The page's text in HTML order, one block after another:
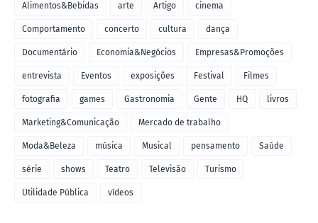
Alimentos&Bebidas arte Artigo cinema
Comportamento concerto cultura dança
Documentário Economia&Negócios Empresas&Promoções
entrevista Eventos exposições Festival Filmes
fotografia games Gastronomia Gente HQ livros
Marketing&Comunicação Mercado de trabalho
Moda&Beleza música Musical pensamento Saúde
série shows Teatro Televisão Turismo
Utilidade Pública vídeos